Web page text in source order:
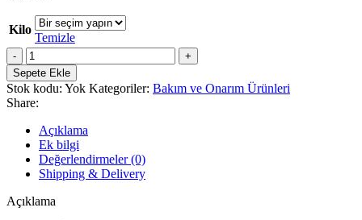
Kilo
Temizle
DEMARİN
GLZ
500
Waterproof
Nem
ve
Rutubet
Boyası
adet
Sepete Ekle
Stok kodu: Yok Kategoriler: Bakım ve Onarım Ürünleri
Share:
Açıklama
Ek bilgi
Değerlendirmeler (0)
Shipping & Delivery
Açıklama